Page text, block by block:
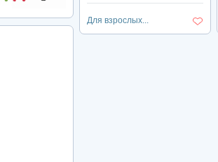
Для взрослых...